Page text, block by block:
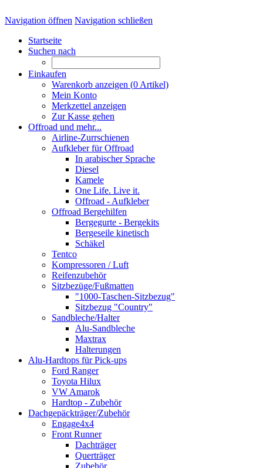
Navigation öffnen Navigation schließen
Startseite
Suchen nach
Einkaufen
Warenkorb anzeigen (0 Artikel)
Mein Konto
Merkzettel anzeigen
Zur Kasse gehen
Offroad und mehr...
Airline-Zurrschienen
Aufkleber für Offroad
In arabischer Sprache
Diesel
Kamele
One Life. Live it.
Offroad - Aufkleber
Offroad Bergehilfen
Bergegurte - Bergekits
Bergeseile kinetisch
Schäkel
Tentco
Kompressoren / Luft
Reifenzubehör
Sitzbezüge/Fußmatten
"1000-Taschen-Sitzbezug"
Sitzbezug "Country"
Sandbleche/Halter
Alu-Sandbleche
Maxtrax
Halterungen
Alu-Hardtops für Pick-ups
Ford Ranger
Toyota Hilux
VW Amarok
Hardtop - Zubehör
Dachgepäckträger/Zubehör
Engage4x4
Front Runner
Dachträger
Querträger
Zubehör